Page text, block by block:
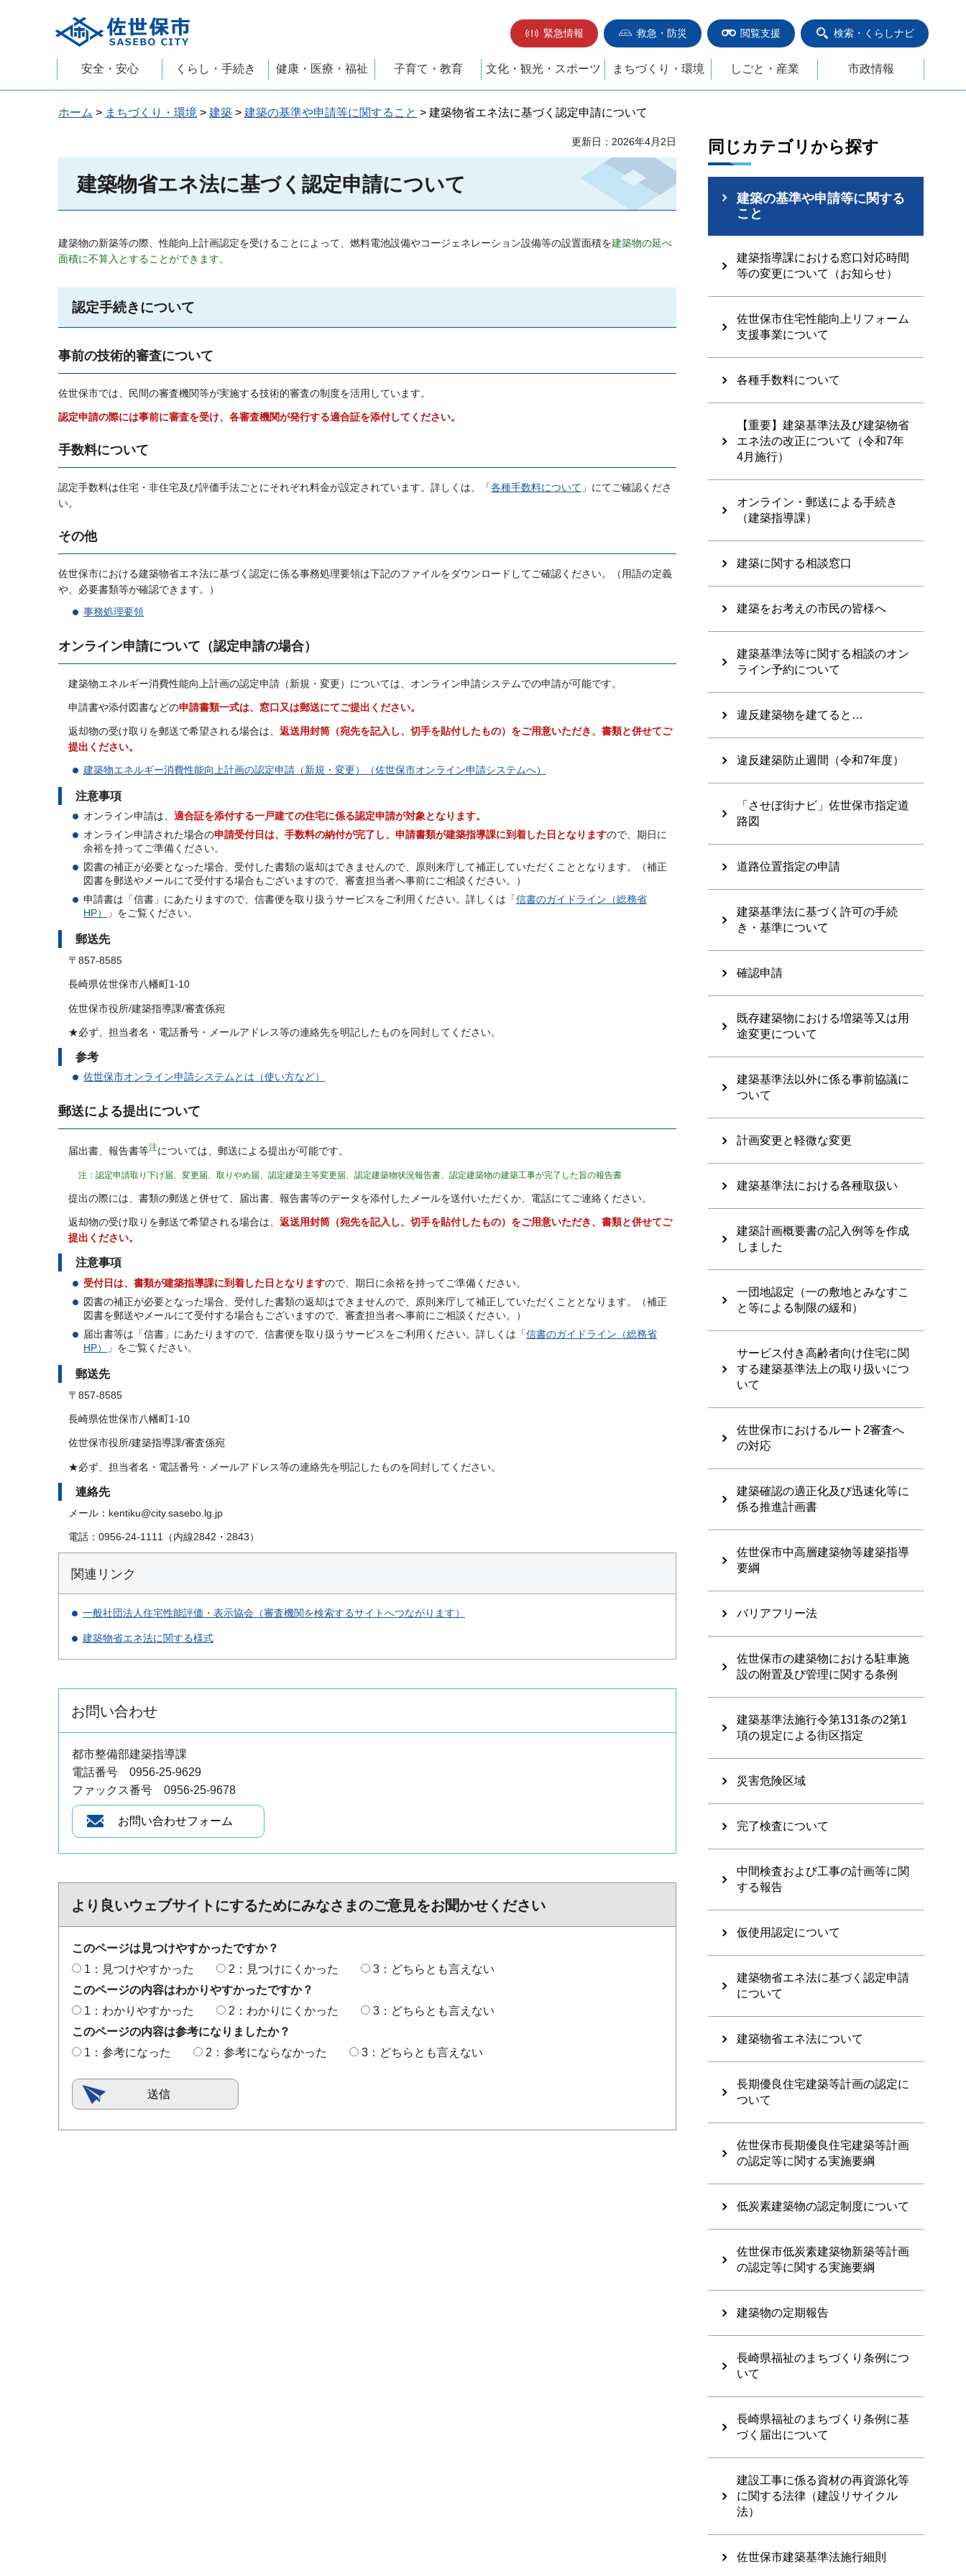
佐世保市
緊急情報
救急・防災 閲覧支援 検索・くらしナビ
安全・安心 くらし・手続き 健康・医療・福祉 子育て・教育 文化・観光・スポーツ まちづくり・環境 しごと・産業 市政情報
ホーム > まちづくり・環境 > 建築 > 建築の基準や申請等に関すること > 建築物省エネ法に基づく認定申請について
更新日：2026年4月2日
建築物省エネ法に基づく認定申請について
建築物の新築等の際、性能向上計画認定を受けることによって、燃料電池設備やコージェネレーション設備等の設置面積を建築物の延べ
面積に不算入とすることができます。
認定手続きについて
事前の技術的審査について
佐世保市では、民間の審査機関等が実施する技術的審査の制度を活用しています。
認定申請の際には事前に審査を受け、各審査機関が発行する適合証を添付してください。
手数料について
認定手数料は住宅・非住宅及び評価手法ごとにそれぞれ料金が設定されています。詳しくは、「各種手数料について 」にてご確認くださ
い。
その他
佐世保市における建築物省エネ法に基づく認定に係る事務処理要領は下記のファイルをダウンロードしてご確認ください。（用語の定義
や、必要書類等が確認できます。）
事務処理要領
オンライン申請について（認定申請の場合）
建築物エネルギー消費性能向上計画の認定申請（新規・変更）については、オンライン申請システムでの申請が可能です。
申請書や添付図書などの申請書類一式は、窓口又は郵送にてご提出ください。
返却物の受け取りを郵送で希望される場合は、 返送用封筒（宛先を記入し、切手を貼付したもの）をご用意いただき、書類と併せてご
提出ください。
建築物エネルギー消費性能向上計画の認定申請（新規・変更）（佐世保市オンライン申請システムへ）
注意事項
オンライン申請は、 適合証を添付する一戸建ての住宅に係る認定申請が対象となります。
オンライン申請された場合の申請受付日は、手数料の納付が完了し、申請書類が建築指導課に到着した日となりますので、期日に
余裕を持ってご準備ください。
図書の補正が必要となった場合、受付した書類の返却はできませんので、原則来庁して補正していただくこととなります。（補正
図書を郵送やメールにて受付する場合もございますので、審査担当者へ事前にご相談ください。）
申請書は「信書」にあたりますので、信書便を取り扱うサービスをご利用ください。詳しくは「信書のガイドライン（総務省
HP）
」をご覧ください。
郵送先
〒857-8585
長崎県佐世保市八幡町1-10
佐世保市役所/建築指導課/審査係宛
★必ず、担当者名・電話番号・メールアドレス等の連絡先を明記したものを同封してください。
参考
佐世保市オンライン申請システムとは（使い方など）
郵送による提出について
届出書、報告書等注については、郵送による提出が可能です。
注：認定申請取り下げ届、変更届、取りやめ届、認定建築主等変更届、認定建築物状況報告書、認定建築物の建築工事が完了した旨の報告書
提出の際には、書類の郵送と併せて、届出書、報告書等のデータを添付したメールを送付いただくか、電話にてご連絡ください。
返却物の受け取りを郵送で希望される場合は、 返送用封筒（宛先を記入し、切手を貼付したもの）をご用意いただき、書類と併せてご
提出ください。
注意事項
受付日は、書類が建築指導課に到着した日となりますので、期日に余裕を持ってご準備ください。
図書の補正が必要となった場合、受付した書類の返却はできませんので、原則来庁して補正していただくこととなります。（補正
図書を郵送やメールにて受付する場合もございますので、審査担当者へ事前にご相談ください。）
届出書等は「信書」にあたりますので、信書便を取り扱うサービスをご利用ください。詳しくは「信書のガイドライン（総務省
HP）
」をご覧ください。
郵送先
〒857-8585
長崎県佐世保市八幡町1-10
佐世保市役所/建築指導課/審査係宛
★必ず、担当者名・電話番号・メールアドレス等の連絡先を明記したものを同封してください。
連絡先
メール：kentiku@city.sasebo.lg.jp
電話：0956-24-1111（内線2842・2843）
関連リンク
一般社団法人住宅性能評価・表示協会（審査機関を検索するサイトへつながります）
建築物省エネ法に関する様式
お問い合わせ
都市整備部建築指導課
電話番号 0956-25-9629
ファックス番号 0956-25-9678
より良いウェブサイトにするためにみなさまのご意見をお聞かせください
このページは見つけやすかったですか？
1：見つけやすかった
2：見つけにくかった
3：どちらとも言えない
このページの内容はわかりやすかったですか？
1：わかりやすかった
2：わかりにくかった
3：どちらとも言えない
このページの内容は参考になりましたか？
1：参考になった
2：参考にならなかった 3：どちらとも言えない
同じカテゴリから探す
建築の基準や申請等に関する
こと
建築指導課における窓口対応時間
等の変更について（お知らせ）
佐世保市住宅性能向上リフォーム
支援事業について
各種手数料について
【重要】建築基準法及び建築物省
エネ法の改正について（令和7年
4月施行）
オンライン・郵送による手続き
（建築指導課）
建築に関する相談窓口
建築をお考えの市民の皆様へ
建築基準法等に関する相談のオン
ライン予約について
違反建築物を建てると…
違反建築防止週間（令和7年度）
「させぼ街ナビ」佐世保市指定道
路図
道路位置指定の申請
建築基準法に基づく許可の手続
き・基準について
確認申請
既存建築物における増築等又は用
途変更について
建築基準法以外に係る事前協議に
ついて
計画変更と軽微な変更
建築基準法における各種取扱い
建築計画概要書の記入例等を作成
しました
一団地認定（一の敷地とみなすこ
と等による制限の緩和）
サービス付き高齢者向け住宅に関
する建築基準法上の取り扱いにつ
いて
佐世保市におけるルート2審査へ
の対応
建築確認の適正化及び迅速化等に
係る推進計画書
佐世保市中高層建築物等建築指導
要綱
バリアフリー法
佐世保市の建築物における駐車施
設の附置及び管理に関する条例
建築基準法施行令第131条の2第1
項の規定による街区指定
災害危険区域
完了検査について
中間検査および工事の計画等に関
する報告
仮使用認定について
建築物省エネ法に基づく認定申請
について
建築物省エネ法について
長期優良住宅建築等計画の認定に
ついて
佐世保市長期優良住宅建築等計画
の認定等に関する実施要綱
低炭素建築物の認定制度について
佐世保市低炭素建築物新築等計画
の認定等に関する実施要綱
建築物の定期報告
長崎県福祉のまちづくり条例につ
いて
長崎県福祉のまちづくり条例に基
づく届出について
建設工事に係る資材の再資源化等
に関する法律（建設リサイクル
法）
佐世保市建築基準法施行細則